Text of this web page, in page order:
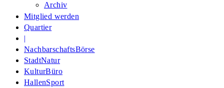
Archiv
Mitglied werden
Quartier
|
NachbarschaftsBörse
StadtNatur
KulturBüro
HallenSport